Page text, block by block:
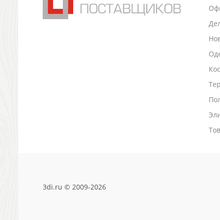
Антистрессы
Визитницы настольные
3di.ru © 2009-2026